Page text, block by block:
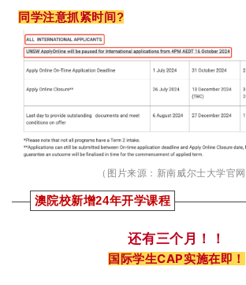
同学注意抓紧时间?
（图片来源：新南威尔士大学官网
澳院校新增24年开学课程
还有三个月！！
国际学生CAP实施在即！